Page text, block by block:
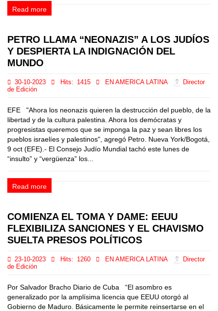
Read more
PETRO LLAMA “NEONAZIS” A LOS JUDÍOS
Y DESPIERTA LA INDIGNACIÓN DEL
MUNDO
30-10-2023 Hits: 1415 EN AMERICA LATINA
Director
de Edición
EFE "Ahora los neonazis quieren la destrucción del pueblo, de la
libertad y de la cultura palestina. Ahora los demócratas y
progresistas queremos que se imponga la paz y sean libres los
pueblos israelíes y palestinos", agregó Petro. Nueva York/Bogotá,
9 oct (EFE).- El Consejo Judío Mundial tachó este lunes de
“insulto” y “vergüenza” los...
Read more
COMIENZA EL TOMA Y DAME: EEUU
FLEXIBILIZA SANCIONES Y EL CHAVISMO
SUELTA PRESOS POLÍTICOS
23-10-2023 Hits: 1260 EN AMERICA LATINA
Director
de Edición
Por Salvador Bracho Diario de Cuba “El asombro es
generalizado por la amplísima licencia que EEUU otorgó al
Gobierno de Maduro. Básicamente le permite reinsertarse en el